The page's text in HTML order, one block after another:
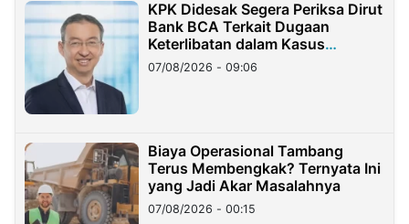
KPK Didesak Segera Periksa Dirut
Bank BCA Terkait Dugaan
Keterlibatan dalam Kasus
Hilangnya Dana Nasabah Rp2,58
Miliar
07/08/2026 - 09:06
Biaya Operasional Tambang
Terus Membengkak? Ternyata Ini
yang Jadi Akar Masalahnya
07/08/2026 - 00:15